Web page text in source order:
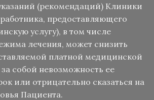
(рекомендаций) Клиники
предоставляющего
услугу), в том числе
лечения, может снизить
платной медицинской
за собой невозможность ее
или отрицательно сказаться на
Пациента.